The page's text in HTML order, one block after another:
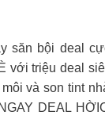
săn bội deal
với triệu deal
và son tint
DEAL